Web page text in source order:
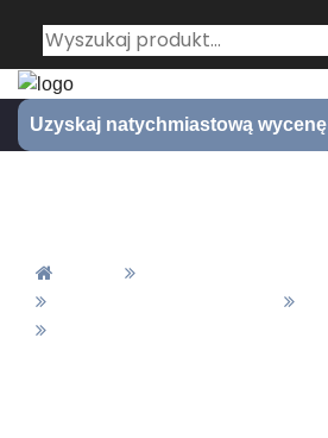
Uzyskaj natychmiastową wycenę